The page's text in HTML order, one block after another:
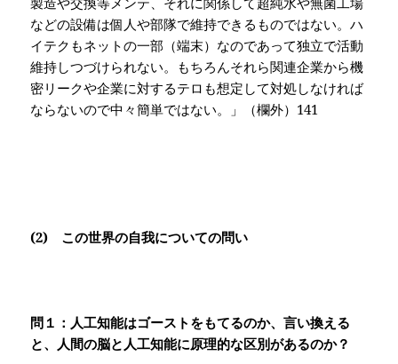
などの設備は個人や部隊で維持できるものではない。ハ
イテクもネットの一部（端末）なのであって独立で活動
維持しつづけられない。もちろんそれら関連企業から機
密リークや企業に対するテロも想定して対処しなければ
ならないので中々簡単ではない。」（欄外） 141
(2) この世界の自我についての問い
問１：人工知能はゴーストをもてるのか、言い換える
と、人間の脳と人工知能に原理的な区別があるのか？